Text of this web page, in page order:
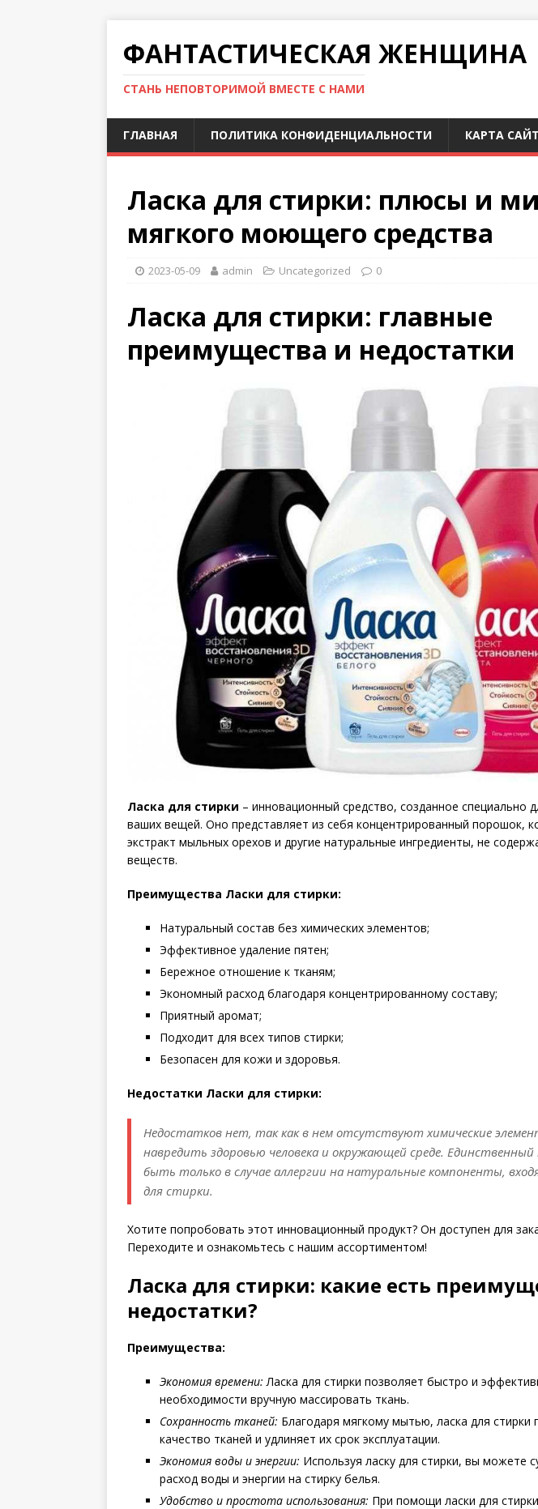
ФАНТАСТИЧЕСКАЯ ЖЕНЩИНА
СТАНЬ НЕПОВТОРИМОЙ ВМЕСТЕ С НАМИ
ГЛАВНАЯ ПОЛИТИКА КОНФИДЕНЦИАЛЬНОСТИ КАРТА
Ласка для стирки: плюсы и
мягкого моющего средства
2023-05-09 admin Uncategorized 0
Ласка для стирки: главные
преимущества и недостатки
Ласка для стирки – инновационный средство, созданное специально
ваших вещей. Оно представляет из себя концентрированный порошок,
экстракт мыльных орехов и другие натуральные ингредиенты, не
веществ.
Преимущества Ласки для стирки:
Натуральный состав без химических элементов;
Эффективное удаление пятен;
Бережное отношение к тканям;
Экономный расход благодаря концентрированному составу;
Приятный аромат;
Подходит для всех типов стирки;
Безопасен для кожи и здоровья.
Недостатки Ласки для стирки:
Недостатков нет, так как в нем отсутствуют химические
навредить здоровью человека и окружающей среде.
быть только в случае аллергии на натуральные компоненты,
для стирки.
Хотите попробовать этот инновационный продукт? Он доступен для
Переходите и ознакомьтесь с нашим ассортиментом!
Ласка для стирки: какие есть
недостатки?
Преимущества:
Экономия времени: Ласка для стирки позволяет быстро и
необходимости вручную массировать ткань.
Сохранность тканей: Благодаря мягкому мытью, ласка для стирки
качество тканей и удлиняет их срок эксплуатации.
Экономия воды и энергии: Используя ласку для стирки, вы можете
расход воды и энергии на стирку белья.
Удобство и простота использования: При помощи ласки для